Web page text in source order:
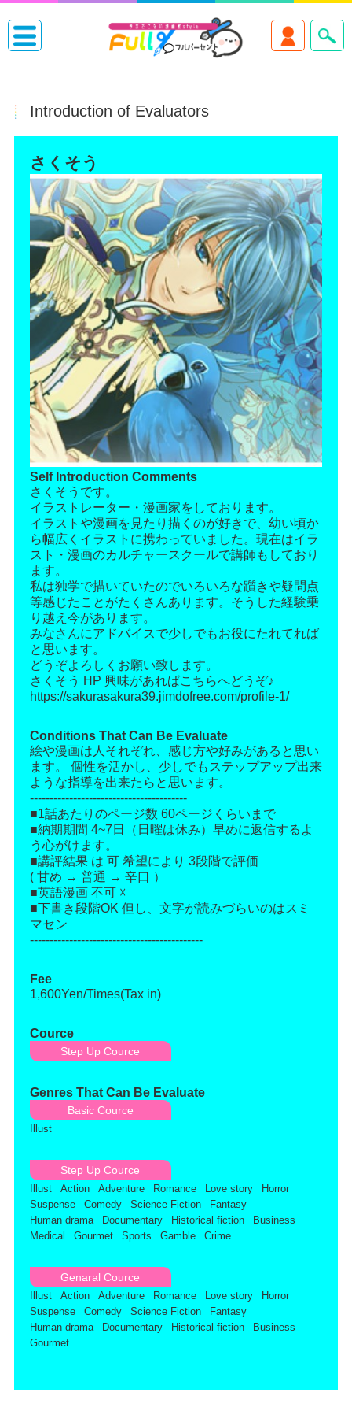
Introduction of Evaluators
さくそう
Self Introduction Comments
さくそうです。
イラストレーター・漫画家をしております。
イラストや漫画を見たり描くのが好きで、幼い頃か
ら幅広くイラストに携わっていました。現在はイラ
スト・漫画のカルチャースクールで講師もしており
ます。
私は独学で描いていたのでいろいろな躓きや疑問点
等感じたことがたくさんあります。そうした経験乗
り越え今があります。
みなさんにアドバイスで少しでもお役にたれてれば
と思います。
どうぞよろしくお願い致します。
さくそう HP 興味があればこちらへどうぞ♪
https://sakurasakura39.jimdofree.com/profile-1/
Conditions That Can Be Evaluate
絵や漫画は人それぞれ、感じ方や好みがあると思い
ます。 個性を活かし、少しでもステップアップ出来
ような指導を出来たらと思います。
----------------------------------------
■1話あたりのページ数 60ページくらいまで
■納期期間 4~7日（日曜は休み）早めに返信するよ
う心がけます。
■講評結果 は 可 希望により 3段階で評価
( 甘め → 普通 → 辛口 ）
■英語漫画 不可 ☓
■下書き段階OK 但し、文字が読みづらいのはスミ
マセン
--------------------------------------------
Fee
1,600Yen/Times(Tax in)
Cource
Step Up Cource
Genres That Can Be Evaluate
Basic Cource
Illust
Step Up Cource
Illust Action Adventure Romance Love story
Horror
Suspense
Comedy Science Fiction
Fantasy
Human drama
Documentary Historical fiction
Business
Medical
Gourmet Sports Gamble Crime
Genaral Cource
Illust Action Adventure Romance Love story
Horror
Suspense
Comedy Science Fiction
Fantasy
Human drama
Documentary Historical fiction
Business
Gourmet